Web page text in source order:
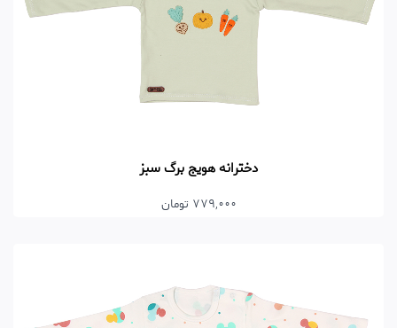
دخترانه هویج برگ سبز
779,000 تومان